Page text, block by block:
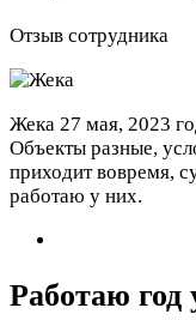
Отзыв сотрудника
Жека 27 мая, 2023
Объекты разные,
приходит вовремя,
работаю у них.
Работаю год